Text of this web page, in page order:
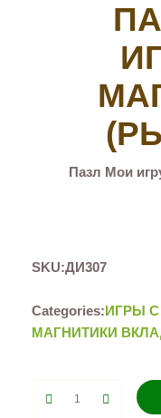
Пазл Мои
SKU:ДИ307
Categories:ИГРЫ
МАГНИТИКИ